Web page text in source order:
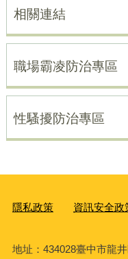
相關連結
職場霸凌防治專區
性騷擾防治專區
隱私政策 資訊安全政
地址：434028臺中市龍